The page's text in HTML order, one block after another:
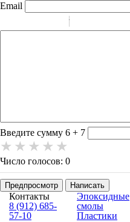
Email
-
-
-
Введите сумму 6 + 7
Число голосов: 0
Предпросмотр Написать
Контакты
8 (912) 685-
57-10
Эпоксидные
смолы
Пластики